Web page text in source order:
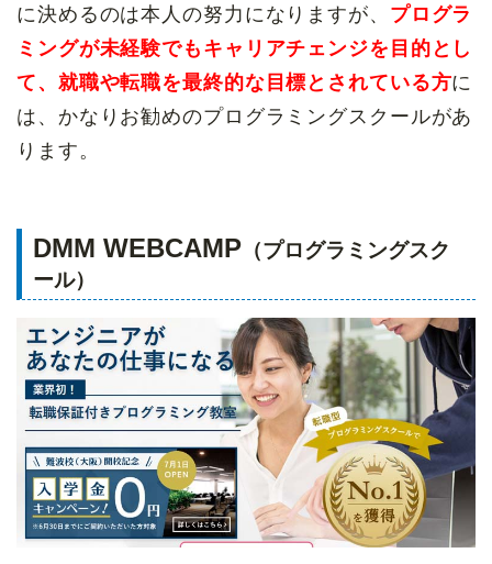
に決めるのは本人の努力になりますが、 プログラ
ミングが未経験でも キャリアチェンジを目的とし
て、就職や転職を最終的な目標とされている方に
は、かなりお勧めのプログラミングスクールがあ
ります。
DMM WEBCAMP （プログラミングスク
ール）